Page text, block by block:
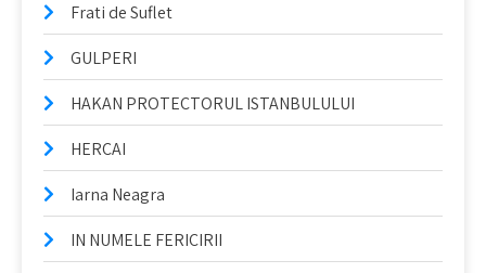
Frati de Suflet
GULPERI
HAKAN PROTECTORUL ISTANBULULUI
HERCAI
Iarna Neagra
IN NUMELE FERICIRII